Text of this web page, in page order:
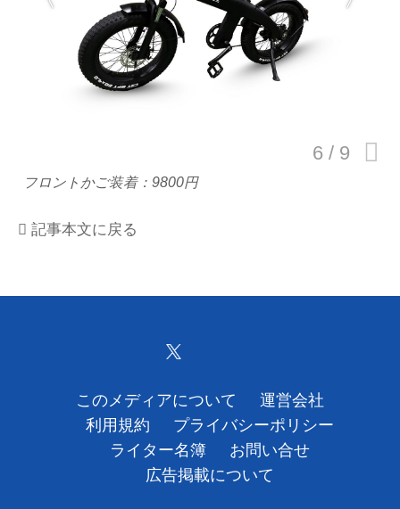
ライフスタイル
テクノロジー
このメディアについて
利用規約
プライバシーポリシー
広告掲載について
フロントかご装着：9800円
記事本文に戻る
このメディアについて
運営会社
利用規約
プライバシーポリシー
ライター名簿
お問い合せ
広告掲載について